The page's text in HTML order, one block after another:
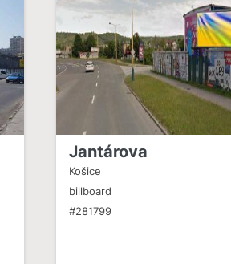
Jantárova
Košice
billboard
#281799